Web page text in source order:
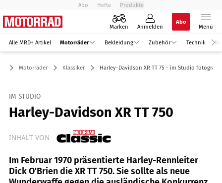
Abo Hefte Produkte
Marken Anmelden
Abo
Menü
Alle MRD+ Artikel Motorräder Bekleidung Zubehör Technik
Motorräder Klassiker Harley-Davidson XR TT 75 - im Studio
IM STUDIO
Harley-Davidson XR TT 750
INHALT VON
Im Februar 1970 präsentierte Harley-Rennleiter
Dick O'Brien die XR TT 750. Sie sollte als neue